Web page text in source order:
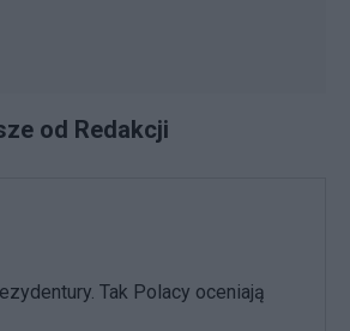
od Redakcji
Tak Polacy oceniają